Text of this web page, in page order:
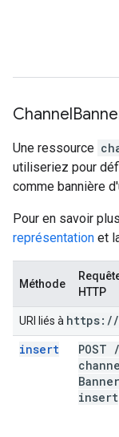
Channel
Une ressource
utiliseriez pour
comme bannière
Pour en savoir
représentation et
Méthode
HTTP
URI liés à https: //
insert
POST /
insert